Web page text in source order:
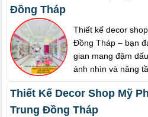
Đồng Tháp
Thiết kế decor
Đồng Tháp – bạn
gian mang đậm
ánh nhìn và nâng
Thiết Kế Decor Shop Mỹ
Trung Đồng Tháp